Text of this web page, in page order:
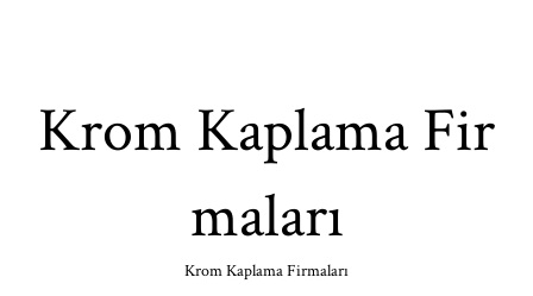
Krom Kaplama Fir
maları
Krom Kaplama Firmaları